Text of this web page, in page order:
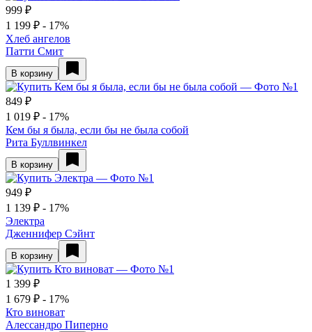
999 ₽
1 199 ₽ - 17%
Хлеб ангелов
Патти Смит
В корзину
849 ₽
1 019 ₽ - 17%
Кем бы я была, если бы не была собой
Рита Буллвинкел
В корзину
949 ₽
1 139 ₽ - 17%
Электра
Дженнифер Сэйнт
В корзину
1 399 ₽
1 679 ₽ - 17%
Кто виноват
Алессандро Пиперно